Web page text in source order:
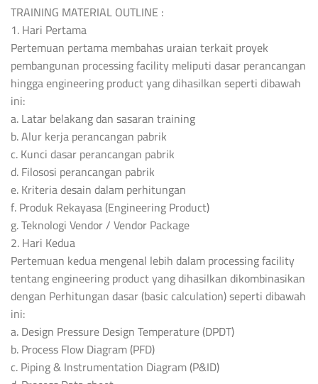
TRAINING MATERIAL OUTLINE :
1. Hari Pertama
Pertemuan pertama membahas uraian terkait proyek
pembangunan processing facility meliputi dasar perancangan
hingga engineering product yang dihasilkan seperti dibawah
ini:
a. Latar belakang dan sasaran training
b. Alur kerja perancangan pabrik
c. Kunci dasar perancangan pabrik
d. Filososi perancangan pabrik
e. Kriteria desain dalam perhitungan
f. Produk Rekayasa (Engineering Product)
g. Teknologi Vendor / Vendor Package
2. Hari Kedua
Pertemuan kedua mengenal lebih dalam processing facility
tentang engineering product yang dihasilkan dikombinasikan
dengan Perhitungan dasar (basic calculation) seperti dibawah
ini:
a. Design Pressure Design Temperature (DPDT)
b. Process Flow Diagram (PFD)
c. Piping & Instrumentation Diagram (P&ID)